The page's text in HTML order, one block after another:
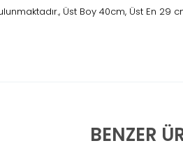
Üst Boy 40cm, Üst En 29
BENZER